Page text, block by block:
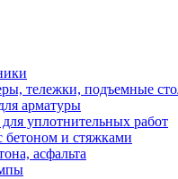
тележки, подъемные
арматуры
уплотнительных работ
бетоном и стяжками
асфальта